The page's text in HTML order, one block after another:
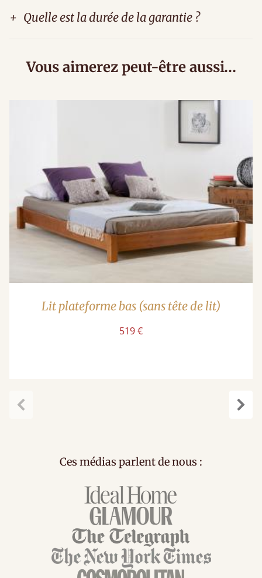
+ Quelle est la durée de la garantie ?
Vous aimerez peut-être aussi…
Lit plateforme bas (sans tête de lit)
519 €
Ces médias parlent de nous :